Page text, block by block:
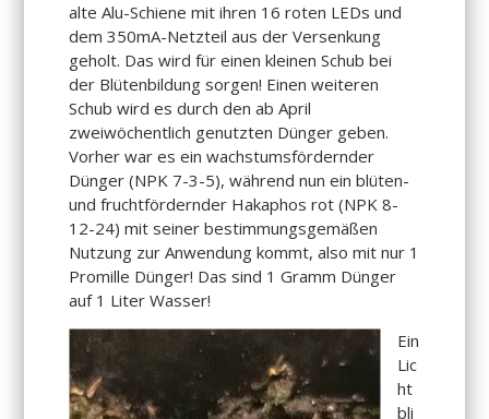
alte Alu-Schiene mit ihren 16 roten LEDs und
dem 350mA-Netzteil aus der Versenkung
geholt. Das wird für einen kleinen Schub bei
der Blütenbildung sorgen! Einen weiteren
Schub wird es durch den ab April
zweiwöchentlich genutzten Dünger geben.
Vorher war es ein wachstumsfördernder
Dünger (NPK 7-3-5), während nun ein blüten-
und fruchtfördernder Hakaphos rot (NPK 8-
12-24) mit seiner bestimmungsgemäßen
Nutzung zur Anwendung kommt, also mit nur 1
Promille Dünger! Das sind 1 Gramm Dünger
auf 1 Liter Wasser!
Ein
Lic
ht
bli